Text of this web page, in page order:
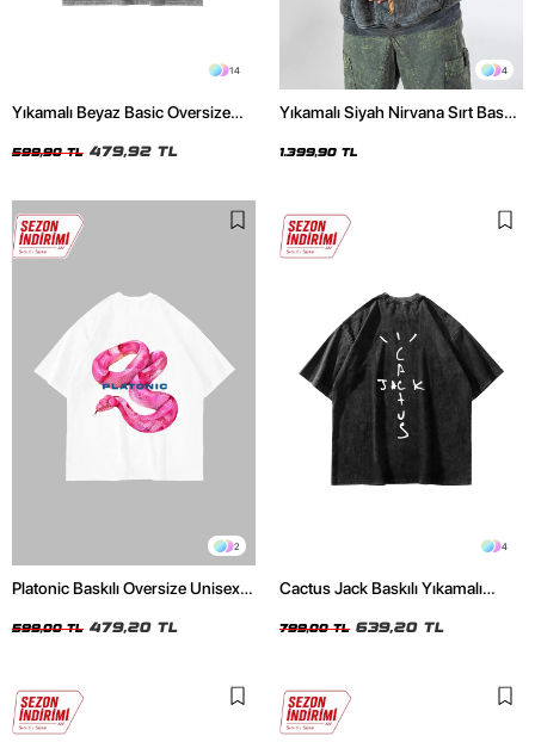
14
Yıkamalı Beyaz Basic Oversize
599,90 TL 479,92 TL
4
Yıkamalı Siyah Nirvana Sırt Baskılı
1.399,90 TL
2
Platonic Baskılı Oversize Unisex
599,00 TL 479,20 TL
4
Cactus Jack Baskılı Yıkamalı
799,00 TL 639,20 TL